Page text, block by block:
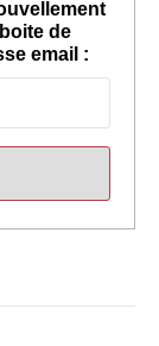
de
email :